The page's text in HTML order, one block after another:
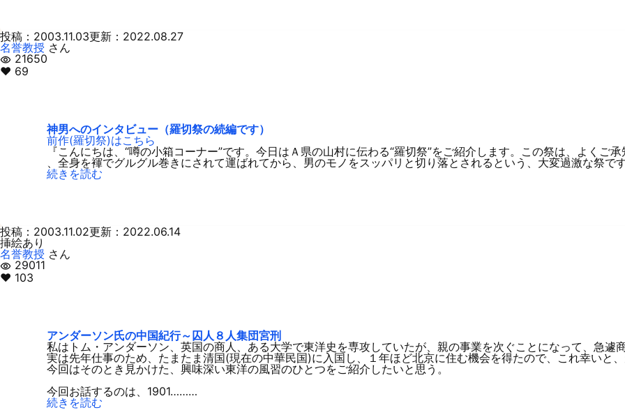
投稿：2003.11.03更新：2022.08.27
名誉教授 さん
visibility 21650
♥ 69
神男へのインタビュー（羅切祭の続編です）
前作(羅切祭)はこちら
『こんにちは、“噂の小箱コーナー”です。今日はＡ県の山村に伝わる“羅切祭”をご紹介します。この祭は、よくご
、全身を褌でグルグル巻きにされて運ばれてから、男のモノをスッパリと切り落とされるという、大変過激な祭
続きを読む
投稿：2003.11.02更新：2022.06.14
挿絵あり
名誉教授 さん
visibility 29011
♥ 103
アンダーソン氏の中国紀行～囚人８人集団宮刑
私はトム・アンダーソン、英国の商人、ある大学で東洋史を専攻していたが、親の事業を次ぐことになって、急遽
実は先年仕事のため、たまたま清国(現在の中華民国)に入国し、１年ほど北京に住む機会を得たので、これ幸いと
今回はそのとき見かけた、興味深い東洋の風習のひとつをご紹介したいと思う。
今回お話するのは、1901………
続きを読む